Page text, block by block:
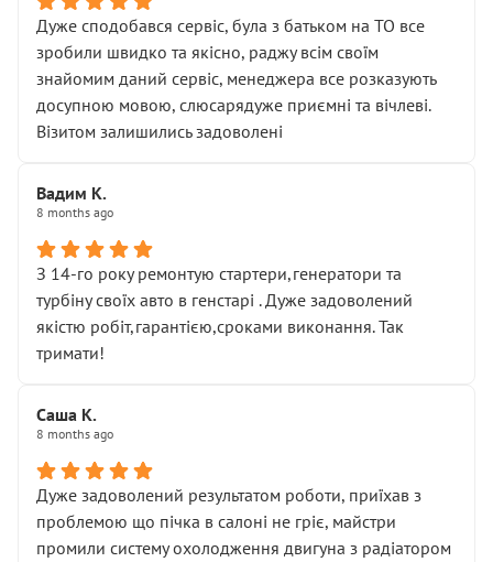
Дуже сподобався сервіс, була з батьком на ТО все
зробили швидко та якісно, раджу всім своїм
знайомим даний сервіс, менеджера все розказують
досупною мовою, слюсарядуже приємні та вічлеві.
Візитом залишились задоволені
Вадим К.
8 months ago
З 14-го року ремонтую стартери,генератори та
турбіну своїх авто в генстарі . Дуже задоволений
якістю робіт,гарантією,сроками виконання. Так
тримати!
Саша К.
8 months ago
Дуже задоволений результатом роботи, приїхав з
проблемою що пічка в салоні не гріє, майстри
промили систему охолодження двигуна з радіатором